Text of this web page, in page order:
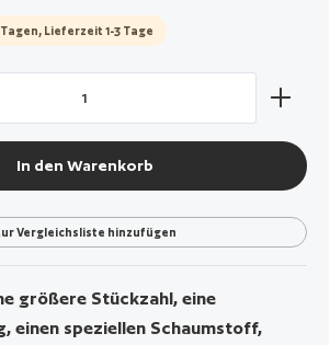
Lieferzeit 1-3 Tage
den gewünschten Wert ein oder
In den Warenkorb
Vergleichsliste hinzufügen
größere Stückzahl, eine
einen speziellen Schaumstoff,